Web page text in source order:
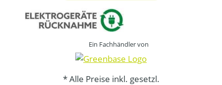
Ein Fachhändler von
* Alle Preise inkl. gesetzl.